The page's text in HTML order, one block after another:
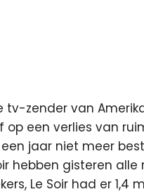
zender van
op een verlies van
jaar niet meer
hebben gisteren
Le Soir had er 1,4